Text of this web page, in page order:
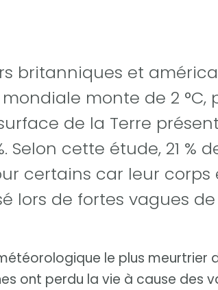
britanniques et
monte de 2 °C,
de la Terre
cette étude, 21 %
certains car leur corps
lors de fortes vagues
le plus meurtrier
ont perdu la vie à cause des